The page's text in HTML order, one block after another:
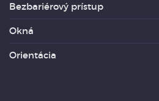
Bezbariérový prístup
Okná
Orientácia